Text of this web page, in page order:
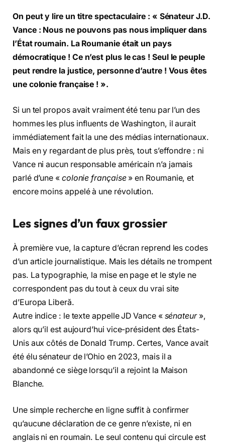
On peut y lire un titre spectaculaire : « Sénateur J.D.
Vance : Nous ne pouvons pas nous impliquer dans
l’État roumain. La Roumanie était un pays
démocratique ! Ce n’est plus le cas ! Seul le peuple
peut rendre la justice, personne d’autre ! Vous êtes
une colonie française ! ».
Si un tel propos avait vraiment été tenu par l’un des
hommes les plus influents de Washington, il aurait
immédiatement fait la une des médias internationaux.
Mais en y regardant de plus près, tout s’effondre : ni
Vance ni aucun responsable américain n’a jamais
parlé d’une «colonie française» en Roumanie, et
encore moins appelé à une révolution.
Les signes d’un faux grossier
À première vue, la capture d’écran reprend les codes
d’un article journalistique. Mais les détails ne trompent
pas. La typographie, la mise en page et le style ne
correspondent pas du tout à ceux du vrai site
d’Europa Liberă.
Autre indice : le texte appelle JD Vance « sénateur»,
alors qu’il est aujourd’hui vice-président des États-
Unis aux côtés de Donald Trump. Certes, Vance avait
été élu sénateur de l’Ohio en 2023, mais il a
abandonné ce siège lorsqu’il a rejoint la Maison
Blanche.
Une simple recherche en ligne suffit à confirmer
qu’aucune déclaration de ce genre n’existe, ni en
anglais ni en roumain. Le seul contenu qui circule est